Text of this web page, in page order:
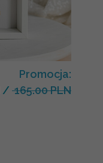
Promocja:
/ 165.00 PLN